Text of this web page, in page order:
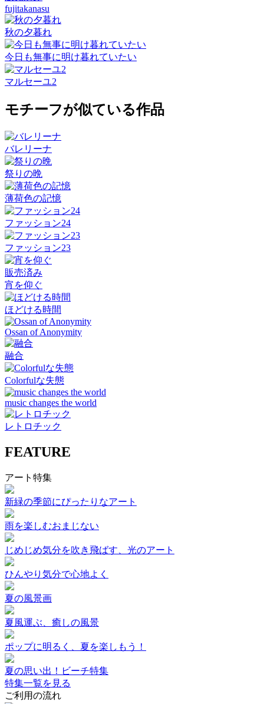
fujitakanasu
秋の夕暮れ
今日も無事に明け暮れていたい
マルセーユ2
モチーフが似ている作品
バレリーナ
祭りの晩
薄荷色の記憶
ファッション24
ファッション23
販売済み
宵を仰ぐ
ほどける時間
Ossan of Anonymity
融合
Colorfulな失態
music changes the world
レトロチック
FEATURE
アート特集
新緑の季節にぴったりなアート
雨を楽しむおまじない
じめじめ気分を吹き飛ばす、光のアート
ひんやり気分で心地よく
夏の風景画
夏風運ぶ、癒しの風景
ポップに明るく、夏を楽しもう！
夏の思い出！ビーチ特集
特集一覧を見る
ご利用の流れ